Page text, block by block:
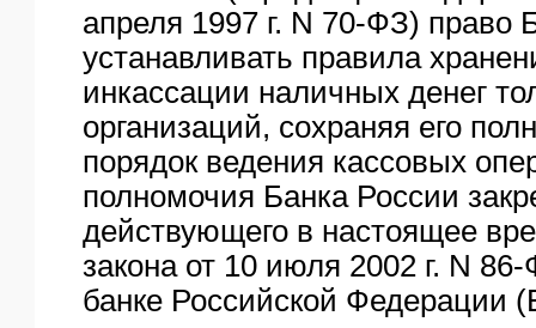
апреля 1997 г. N 70-ФЗ) право
устанавливать правила
инкассации наличных денег
организаций, сохраняя его
порядок ведения кассовых
полномочия Банка России
действующего в настоящее
закона от 10 июля 2002 г. N
банке Российской Федерации